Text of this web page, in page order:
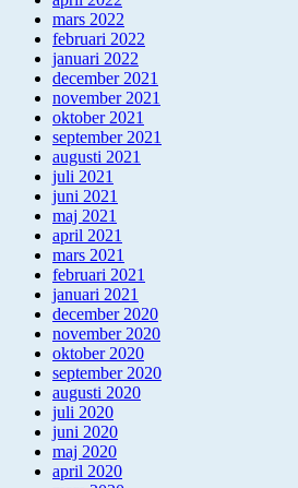
mars 2022
februari 2022
januari 2022
december 2021
november 2021
oktober 2021
september 2021
augusti 2021
juli 2021
juni 2021
maj 2021
april 2021
mars 2021
februari 2021
januari 2021
december 2020
november 2020
oktober 2020
september 2020
augusti 2020
juli 2020
juni 2020
maj 2020
april 2020